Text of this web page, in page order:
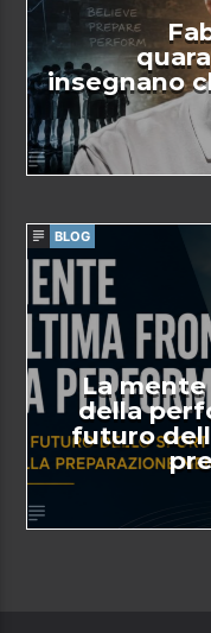
insegnano
BLOG
La
della
futuro